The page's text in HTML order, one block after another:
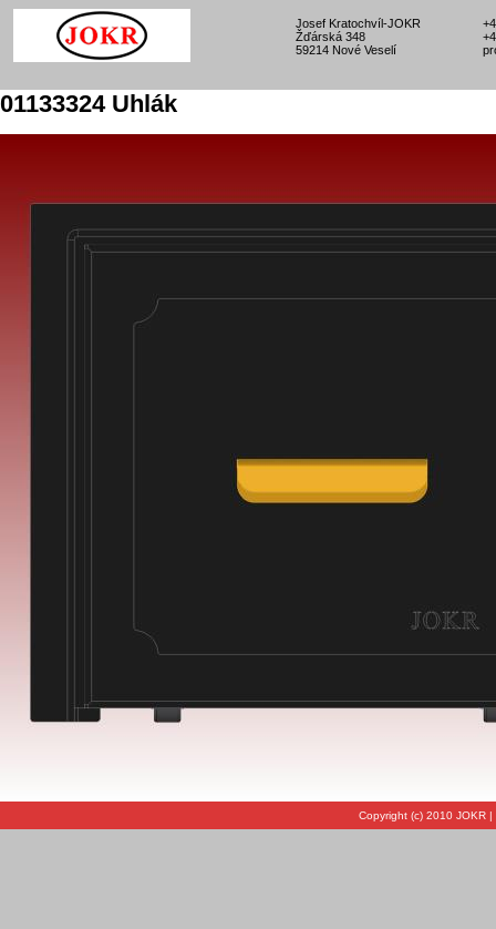
Josef Kratochvíl-JOKR
Žďárská 348
59214 Nové Veselí
01133324 Uhlák
Copyright (c) 2010 JOKR